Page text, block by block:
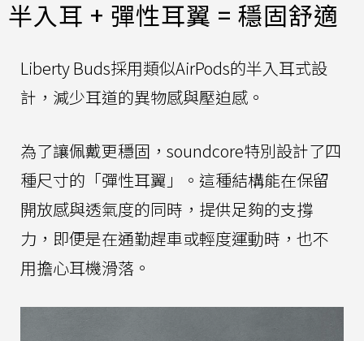
半入耳 + 彈性耳翼 = 穩固舒適
Liberty Buds採用類似AirPods的半入耳式設
計，減少耳道的異物感與壓迫感。
為了讓佩戴更穩固，soundcore特別設計了四
種尺寸的「彈性耳翼」。這種結構能在保留
開放感與透氣度的同時，提供足夠的支撐
力，即便是在通勤趕車或輕度運動時，也不
用擔心耳機滑落。